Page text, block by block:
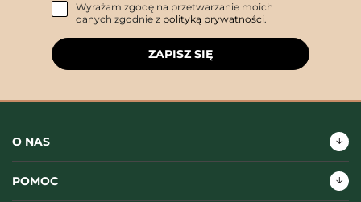
Wyrażam zgodę na przetwarzanie moich
danych zgodnie z polityką prywatności.
ZAPISZ SIĘ
O NAS
POMOC